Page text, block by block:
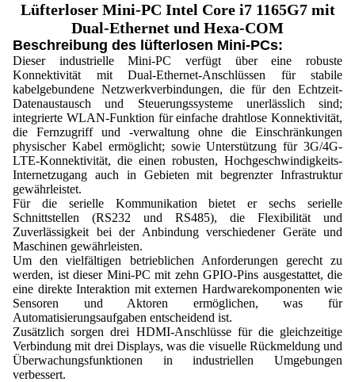
Lüfterloser Mini-PC Intel Core i7 1165G7 mit
Dual-Ethernet und Hexa-COM
Beschreibung des lüfterlosen Mini-PCs:
Dieser industrielle Mini-PC verfügt über eine robuste
Konnektivität mit Dual-Ethernet-Anschlüssen für stabile
kabelgebundene Netzwerkverbindungen, die für den Echtzeit-
Datenaustausch und Steuerungssysteme unerlässlich sind;
integrierte WLAN-Funktion für einfache drahtlose Konnektivität,
die Fernzugriff und -verwaltung ohne die Einschränkungen
physischer Kabel ermöglicht; sowie Unterstützung für 3G/4G-
LTE-Konnektivität, die einen robusten, Hochgeschwindigkeits-
Internetzugang auch in Gebieten mit begrenzter Infrastruktur
gewährleistet.
Für die serielle Kommunikation bietet er sechs serielle
Schnittstellen (RS232 und RS485), die Flexibilität und
Zuverlässigkeit bei der Anbindung verschiedener Geräte und
Maschinen gewährleisten.
Um den vielfältigen betrieblichen Anforderungen gerecht zu
werden, ist dieser Mini-PC mit zehn GPIO-Pins ausgestattet, die
eine direkte Interaktion mit externen Hardwarekomponenten wie
Sensoren und Aktoren ermöglichen, was für
Automatisierungsaufgaben entscheidend ist.
Zusätzlich sorgen drei HDMI-Anschlüsse für die gleichzeitige
Verbindung mit drei Displays, was die visuelle Rückmeldung und
Überwachungsfunktionen in industriellen Umgebungen
verbessert.